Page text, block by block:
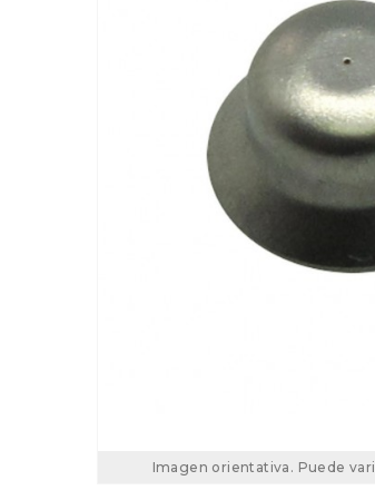
Imagen orientativa. Puede